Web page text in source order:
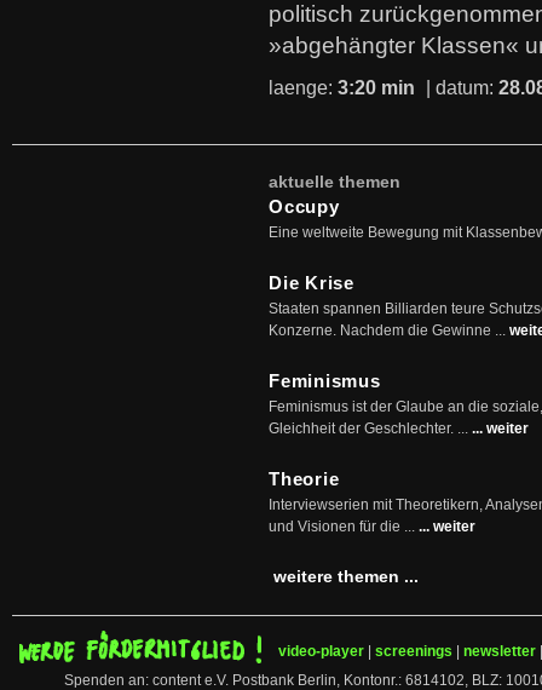
politisch
»abgehängter Klassen«
laenge: 3:20 min | datum:
aktuelle themen
Occupy
Eine weltweite Bewegung mit
Die Krise
Staaten spannen Billiarden teure
Konzerne. Nachdem die Gewinne ...
Feminismus
Feminismus ist der Glaube an die
Gleichheit der Geschlechter. ... ... weiter
Theorie
Interviewserien mit Theoretikern,
und Visionen für die ... ... weiter
weitere themen ...
video-player screenings newsletter
Spenden an: content e.V. Postbank Berlin, Kontonr.: 6814102, BLZ: